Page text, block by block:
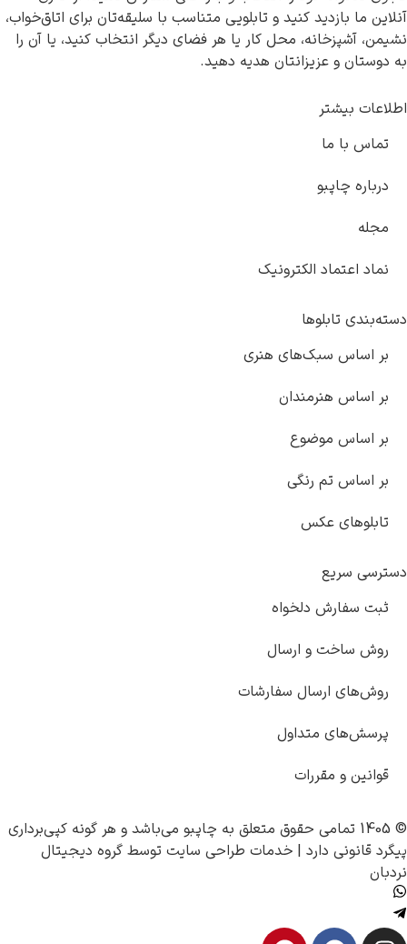
آنلاین ما بازدید کنید و تابلویی متناسب با سلیقه‌تان برای اتاق‌خواب،
نشیمن، آشپزخانه، محل کار یا هر فضای دیگر انتخاب کنید، یا آن را
به دوستان و عزیزانتان هدیه دهید.
اطلاعات بیشتر
تماس با ما
درباره چاپبو
مجله
نماد اعتماد الکترونیک
دسته‌بندی تابلوها
بر اساس سبک‌های هنری
بر اساس هنرمندان
بر اساس موضوع
بر اساس تم رنگی
تابلوهای عکس
دسترسی سریع
ثبت سفارش دلخواه
روش ساخت و ارسال
روش‌های ارسال سفارشات
پرسش‌های متداول
قوانین و مقررات
© 1405 تمامی حقوق متعلق به چاپبو می‌باشد و هر گونه کپی‌برداری
پیگرد قانونی دارد | خدمات طراحی سایت توسط گروه دیجیتال
نردبان